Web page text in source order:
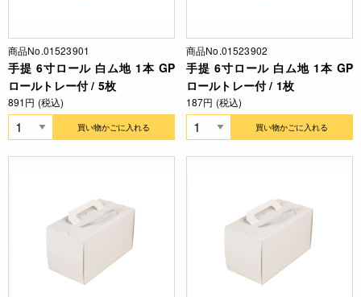
商品No.01523901
手提 6寸ロール 白ム地 1本 GP
ロールトレー付 / 5枚
891円 (税込)
買い物かごに入れる
商品No.01523902
手提 6寸ロール 白ム地 1本 GP
ロールトレー付 / 1枚
187円 (税込)
買い物かごに入れる